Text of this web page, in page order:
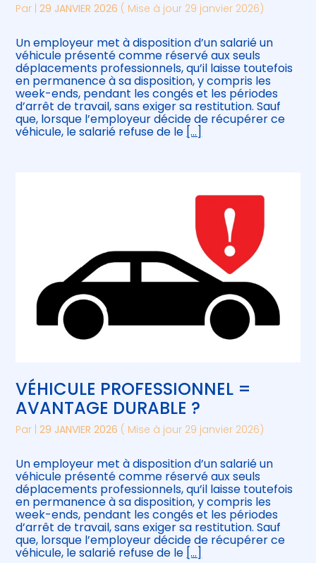
Par |29 JANVIER 2026 ( Mise à jour 29 janvier 2026)
Un employeur met à disposition d’un salarié un
véhicule présenté comme réservé aux seuls
déplacements professionnels, qu’il laisse toutefois
en permanence à sa disposition, y compris les
week-ends, pendant les congés et les périodes
d’arrêt de travail, sans exiger sa restitution. Sauf
que, lorsque l’employeur décide de récupérer ce
véhicule, le salarié refuse de le […]
VÉHICULE PROFESSIONNEL =
AVANTAGE DURABLE ?
Par |29 JANVIER 2026 ( Mise à jour 29 janvier 2026)
Un employeur met à disposition d’un salarié un
véhicule présenté comme réservé aux seuls
déplacements professionnels, qu’il laisse toutefois
en permanence à sa disposition, y compris les
week-ends, pendant les congés et les périodes
d’arrêt de travail, sans exiger sa restitution. Sauf
que, lorsque l’employeur décide de récupérer ce
véhicule, le salarié refuse de le […]